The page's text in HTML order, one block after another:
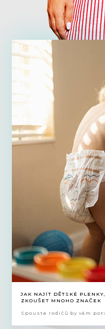
JAK NAJÍT DĚTSKÉ
ZKOUŠET MNOHO ZNAČEK
Spousta rodičů by vám